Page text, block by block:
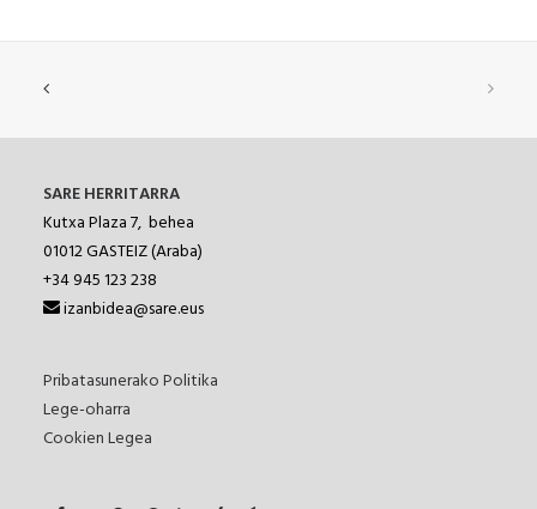
SARE HERRITARRA
Kutxa Plaza 7, behea
01012GASTEIZ (Araba)
+34 945 123 238
izanbidea@sare.eus
Pribatasunerako Politika
Lege-oharra
Cookien Legea